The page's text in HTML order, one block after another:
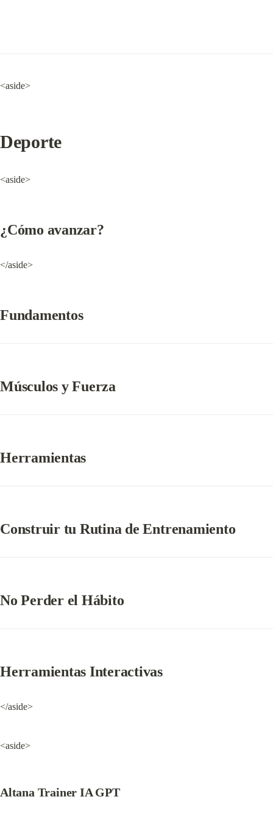
<aside>
Deporte
<aside>
¿Cómo avanzar?
</aside>
Fundamentos
Músculos y Fuerza
Herramientas
Construir tu Rutina de Entrenamiento
No Perder el Hábito
Herramientas Interactivas
</aside>
<aside>
Altana Trainer IA GPT